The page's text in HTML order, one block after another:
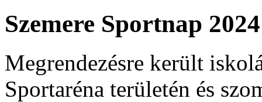
Szemere Sportnap
Megrendezésre került
Sportaréna területén és